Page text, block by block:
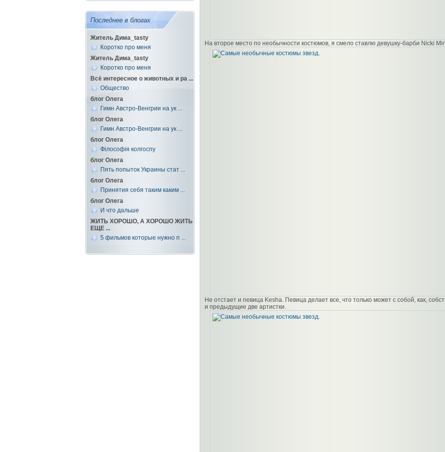
Последнее в блогах
Житель Дима_tasty
Коротко про меня
Житель Дима_tasty
Коротко про меня
Всё интересное о животных и ра ...
Общество
блог Олега
Гимн Австро-Венгрии на ук ...
блог Олега
Гимн Австро-Венгрии на ук ...
блог Олега
Філософія колгоспу
блог Олега
Пять попыток Украины стат ...
блог Олега
Принятия себя таким каким ...
блог Олега
И что дальше
ЖИТЬ ХОРОШО, А ХОРОШО ЖИТЬ
ЕЩЕ ...
5 фильмов которые нужно п ...
На второе место по необычности костюмов, я смело ставлю девушку-барби Nicki
Не отстает и певица Kesha. Певица делает все, что только может с собой, как,
и предыдущие две артистки.